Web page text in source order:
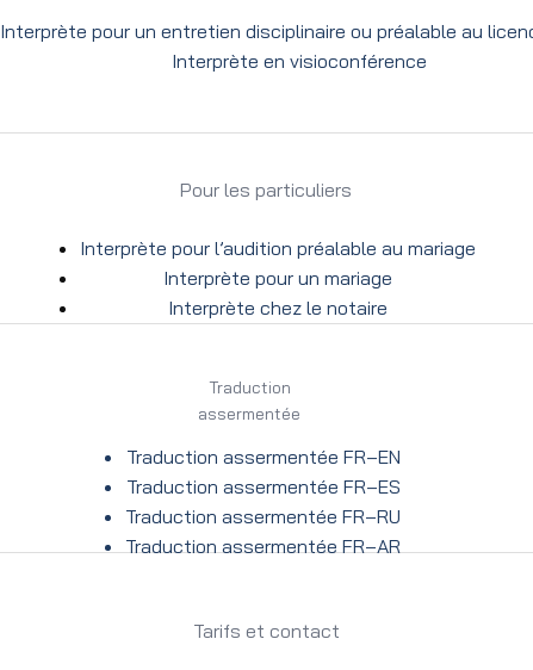
Interprète pour un entretien disciplinaire ou préalable au
Interprète en visioconférence
Pour les particuliers
Interprète pour l’audition préalable au mariage
Interprète pour un mariage
Interprète chez le notaire
Traduction
assermentée
Traduction assermentée FR–EN
Traduction assermentée FR–ES
Traduction assermentée FR–RU
Traduction assermentée FR–AR
Tarifs et contact